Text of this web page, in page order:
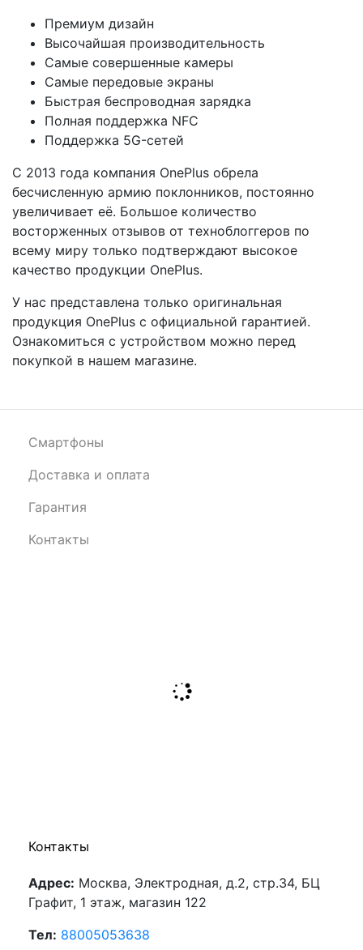
Премиум дизайн
Высочайшая производительность
Самые совершенные камеры
Самые передовые экраны
Быстрая беспроводная зарядка
Полная поддержка NFC
Поддержка 5G-сетей
С 2013 года компания OnePlus обрела
бесчисленную армию поклонников, постоянно
увеличивает её. Большое количество
восторженных отзывов от техноблоггеров по
всему миру только подтверждают высокое
качество продукции OnePlus.
У нас представлена только оригинальная
продукция OnePlus с официальной гарантией.
Ознакомиться с устройством можно перед
покупкой в нашем магазине.
Смартфоны
Доставка и оплата
Гарантия
Контакты
Контакты
Адрес: Москва, Электродная, д.2, стр.34, БЦ
Графит, 1 этаж, магазин 122
Тел: 88005053638